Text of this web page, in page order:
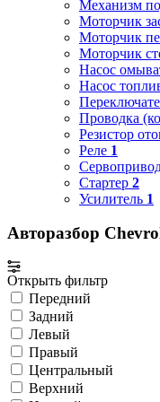
Механизм
Моторчик
Моторчик
Моторчик
Насос
Насос
Проводка
Резистор
Реле 1
Стартер 2
Усилитель 1
Авторазбор
Открыть фильтр
Передний
Задний
Левый
Правый
Центральный
Верхний